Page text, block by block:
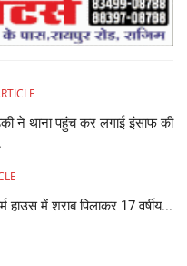
ने थाना पहुंच कर लगाई इंसाफ की
हाउस में शराब पिलाकर 17 वर्षीय...